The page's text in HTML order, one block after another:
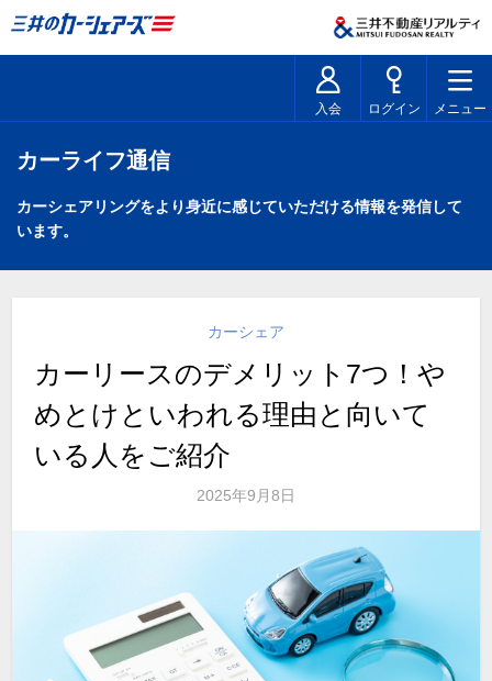
入会 ログイン メニュー
カーライフ通信
カーシェアリングをより身近に感じていただける情報を発信して
います。
カーシェア
カーリースのデメリット7つ！や
めとけといわれる理由と向いて
いる人をご紹介
2025年9月8日